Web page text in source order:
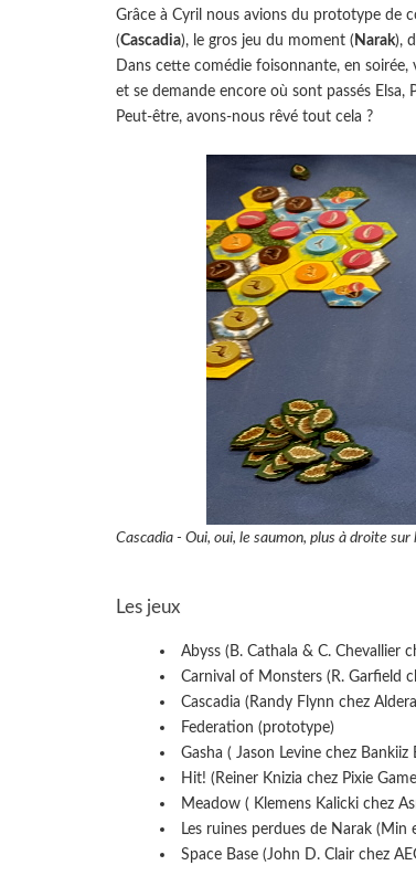
Grâce à Cyril nous avions du prototype de
(Cascadia), le gros jeu du moment ( Narak),
Dans cette comédie foisonnante, en
et se demande encore où sont passés Elsa,
Peut-être, avons-nous rêvé tout cela ?
Cascadia - Oui, oui, le saumon, plus à droite
Les jeux
Abyss (B. Cathala & C. Chevallier
Carnival of Monsters (R. Garfield
Cascadia (Randy Flynn chez
Federation (prototype)
Gasha ( Jason Levine chez Bankiiz
Hit! (Reiner Knizia chez Pixie
Meadow ( Klemens Kalicki chez
Les ruines perdues de Narak (Min
Space Base (John D. Clair chez